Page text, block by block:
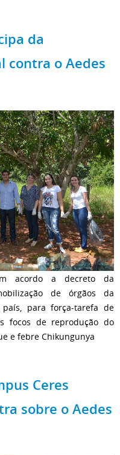
da
contra o Aedes
acordo a decreto da
de órgãos da
para força-tarefa de
focos de reprodução do
e febre Chikungunya
Ceres
sobre o Aedes